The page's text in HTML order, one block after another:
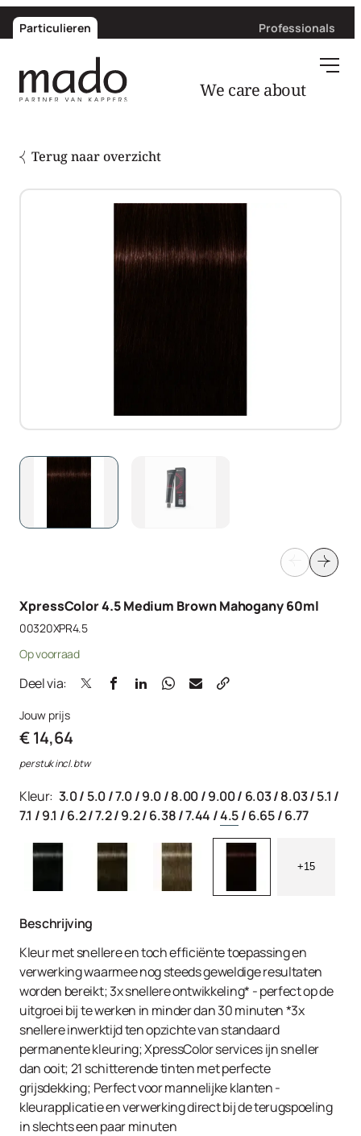
Particulieren Professionals
We care about
Terug naar overzicht
XpressColor 4.5 Medium Brown Mahogany 60ml
00320XPR4.5
Op voorraad
Deel via:
Jouw prijs
€ 14,64
per stuk incl. btw
Kleur: 3.0/ 5.0/7.0/9.0/8.00/9.00/ 6.03/8.03/5.1 /
7.1 /9.1 /6.2/7.2/9.2/6.38/7.44 /4.5/6.65/6.77
+15
Beschrijving
Kleur met snellere en toch efficiënte toepassing en
verwerking waarmee nog steeds geweldige resultaten
worden bereikt; 3x snellere ontwikkeling* - perfect op de
uitgroei bij te werken in minder dan 30 minuten *3x
snellere inwerktijd ten opzichte van standaard
permanente kleuring; XpressColor services ijn sneller
dan ooit; 21 schitterende tinten met perfecte
grijsdekking; Perfect voor mannelijke klanten -
kleurapplicatie en verwerking direct bij de terugspoeling
in slechts een paar minuten